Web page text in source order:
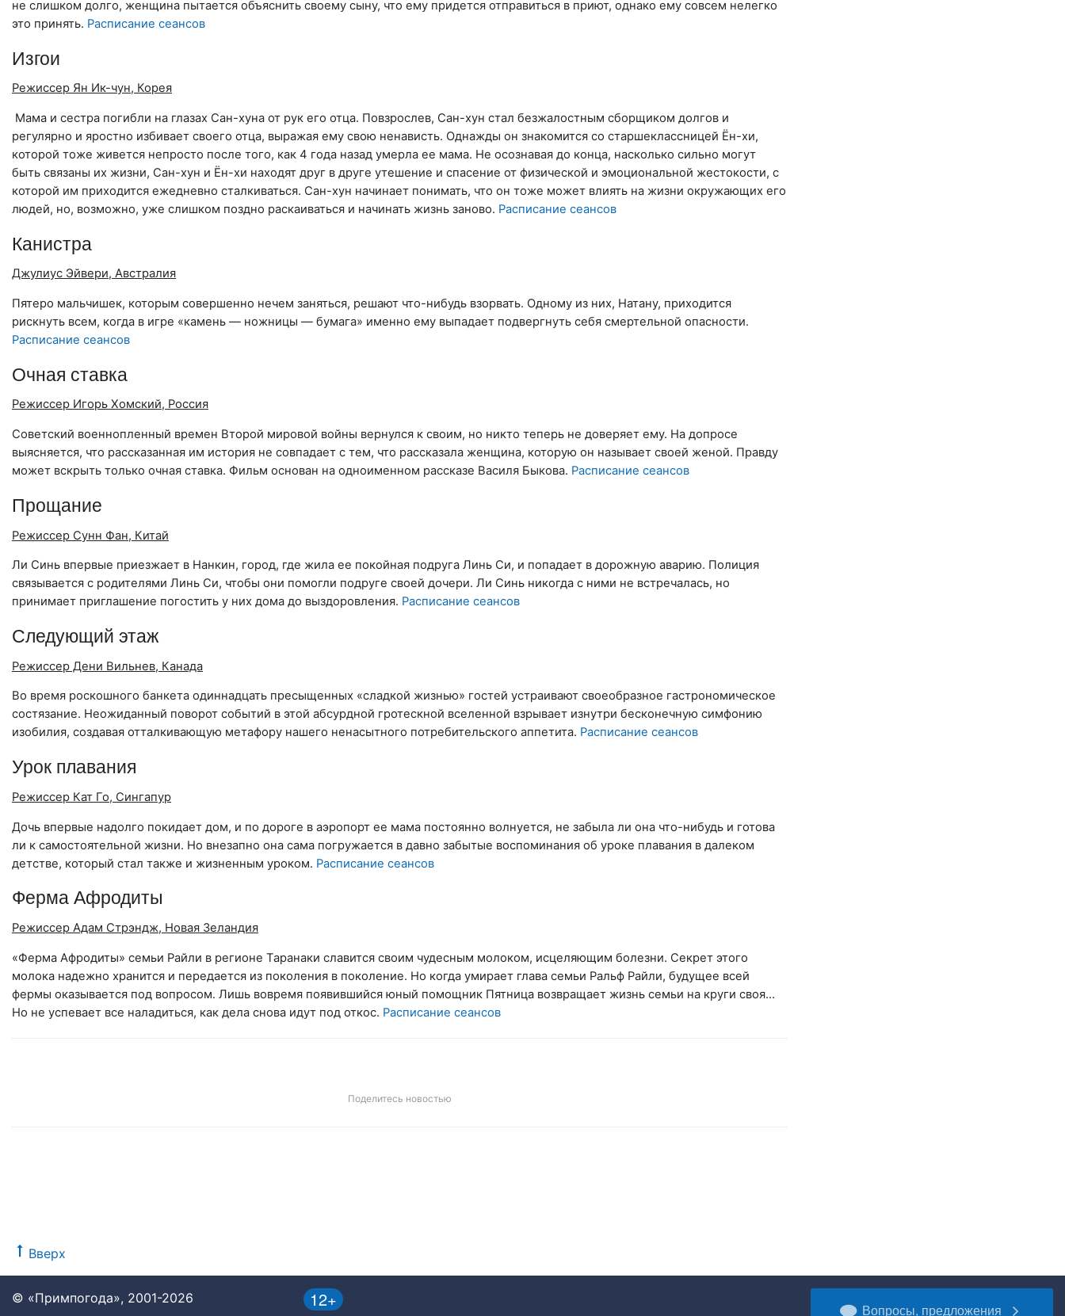
не слишком долго, женщина пытается объяснить своему сыну, что ему придется отправиться в приют, однако ему совсем нелегко
это принять. Расписание сеансов
Изгои
Режиссер Ян Ик-чун, Корея
Мама и сестра погибли на глазах Сан-хуна от рук его отца. Повзрослев, Сан-хун стал безжалостным сборщиком долгов и
регулярно и яростно избивает своего отца, выражая ему свою ненависть. Однажды он знакомится со старшеклассницей Ён-хи,
которой тоже живется непросто после того, как 4 года назад умерла ее мама. Не осознавая до конца, насколько сильно могут
быть связаны их жизни, Сан-хун и Ён-хи находят друг в друге утешение и спасение от физической и эмоциональной жестокости, с
которой им приходится ежедневно сталкиваться. Сан-хун начинает понимать, что он тоже может влиять на жизни окружающих его
людей, но, возможно, уже слишком поздно раскаиваться и начинать жизнь заново. Расписание сеансов
Канистра
Джулиус Эйвери, Австралия
Пятеро мальчишек, которым совершенно нечем заняться, решают что-нибудь взорвать. Одному из них, Натану, приходится
рискнуть всем, когда в игре «камень — ножницы — бумага» именно ему выпадает подвергнуть себя смертельной опасности.
Расписание сеансов
Очная ставка
Режиссер Игорь Хомский, Россия
Советский военнопленный времен Второй мировой войны вернулся к своим, но никто теперь не доверяет ему. На допросе
выясняется, что рассказанная им история не совпадает с тем, что рассказала женщина, которую он называет своей женой. Правду
может вскрыть только очная ставка. Фильм основан на одноименном рассказе Василя Быкова. Расписание сеансов
Прощание
Режиссер Сунн Фан, Китай
Ли Синь впервые приезжает в Нанкин, город, где жила ее покойная подруга Линь Си, и попадает в дорожную аварию. Полиция
связывается с родителями Линь Си, чтобы они помогли подруге своей дочери. Ли Синь никогда с ними не встречалась, но
принимает приглашение погостить у них дома до выздоровления. Расписание сеансов
Следующий этаж
Режиссер Дени Вильнев, Канада
Во время роскошного банкета одиннадцать пресыщенных «сладкой жизнью» гостей устраивают своеобразное гастрономическое
состязание. Неожиданный поворот событий в этой абсурдной гротескной вселенной взрывает изнутри бесконечную симфонию
изобилия, создавая отталкивающую метафору нашего ненасытного потребительского аппетита. Расписание сеансов
Урок плавания
Режиссер Кат Го, Сингапур
Дочь впервые надолго покидает дом, и по дороге в аэропорт ее мама постоянно волнуется, не забыла ли она что-нибудь и готова
ли к самостоятельной жизни. Но внезапно она сама погружается в давно забытые воспоминания об уроке плавания в далеком
детстве, который стал также и жизненным уроком. Расписание сеансов
Ферма Афродиты
Режиссер Адам Стрэндж, Новая Зеландия
«Ферма Афродиты» семьи Райли в регионе Таранаки славится своим чудесным молоком, исцеляющим болезни. Секрет этого
молока надежно хранится и передается из поколения в поколение. Но когда умирает глава семьи Ральф Райли, будущее всей
фермы оказывается под вопросом. Лишь вовремя появившийся юный помощник Пятница возвращает жизнь семьи на круги своя…
Но не успевает все наладиться, как дела снова идут под откос. Расписание сеансов
Поделитесь новостью
Вверх
12+
© «Примпогода», 2001-2026
Вопросы, предложения